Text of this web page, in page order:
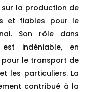
sur la production de
et fiables pour le
Son rôle dans
est indéniable, en
pour le transport de
les particuliers. La
contribué à la